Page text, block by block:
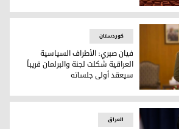
العراقية شكلت لجنة والبرلمان
کوردستان
فيان صبري: الأطراف السياسية
العراقية شكلت لجنة والبرلمان قريباً
سيعقد أولى جلساته
العراق